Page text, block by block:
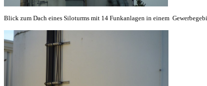
Blick zum Dach eines Siloturms mit 14 Funkanlagen in einem